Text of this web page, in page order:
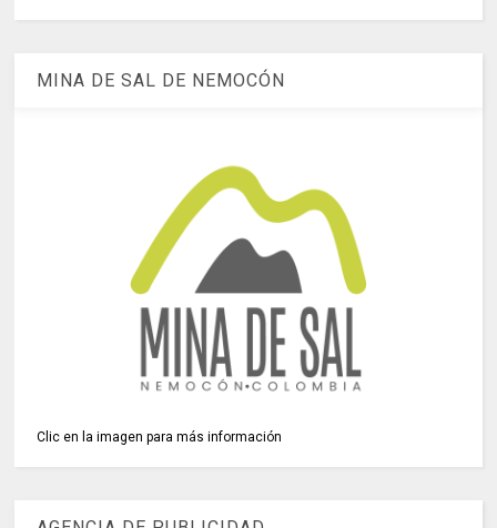
MINA DE SAL DE NEMOCÓN
Clic en la imagen para más información